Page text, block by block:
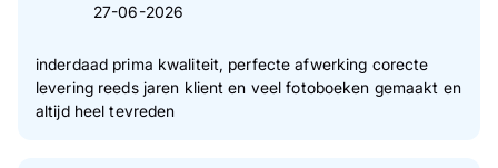
27-06-2026
inderdaad prima kwaliteit, perfecte afwerking corecte
levering reeds jaren klient en veel fotoboeken gemaakt en
altijd heel tevreden